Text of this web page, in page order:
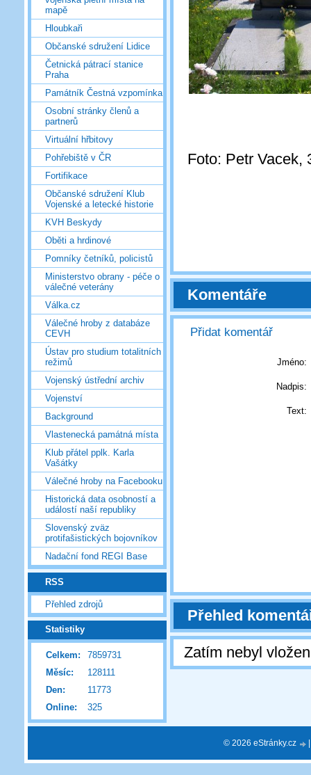
mapě
Hloubkaři
Občanské sdružení Lidice
Četnická pátrací stanice
Praha
Památník Čestná vzpomínka
Osobní stránky členů a
partnerů
Virtuální hřbitovy
Pohřebiště v ČR
Fortifikace
Občanské sdružení Klub
Vojenské a letecké historie
KVH Beskydy
Oběti a hrdinové
Pomníky četníků, policistů
Ministerstvo obrany - péče o
válečné veterány
Válka.cz
Válečné hroby z databáze
CEVH
Ústav pro studium totalitních
režimů
Vojenský ústřední archiv
Vojenství
Background
Vlastenecká památná místa
Klub přátel pplk. Karla
Vašátky
Válečné hroby na Facebooku
Historická data osobností a
událostí naší republiky
Slovenský zväz
protifašistických bojovníkov
Nadační fond REGI Base
RSS
Přehled zdrojů
Statistiky
Online: 325
Celkem:
7859731
Měsíc:
128111
Den:
11773
Foto: Petr Vacek,
Komentáře
Přidat komentář
Jméno:
Nadpis:
Text:
Přehled
Zatím nebyl
© 2026 eStránky.cz